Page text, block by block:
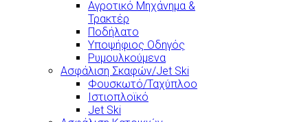
Αγροτικό Μηχάνημα &
Τρακτέρ
Ποδήλατο
Υποψήφιος Οδηγός
Ρυμουλκούμενα
Ασφάλιση Σκαφών/Jet Ski
Φουσκωτό/Ταχύπλοο
Ιστιοπλοϊκό
Jet Ski